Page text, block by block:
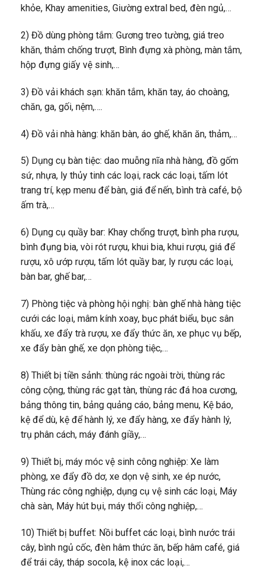
khỏe, Khay amenities, Giường extral bed, đèn ngủ,…
2) Đồ dùng phòng tắm: Gương treo tường, giá treo
khăn, thảm chống trượt, Bình đựng xà phòng, màn tắm,
hộp đựng giấy vệ sinh,…
3) Đồ vải khách sạn: khăn tắm, khăn tay, áo choàng,
chăn, ga, gối, nệm,….
4) Đồ vải nhà hàng: khăn bàn, áo ghế, khăn ăn, thảm,…
5) Dụng cụ bàn tiệc: dao muỗng nĩa nhà hàng, đồ gốm
sứ, nhựa, ly thủy tinh các loại, rack các loại, tấm lót
trang trí, kẹp menu để bàn, giá để nến, bình trà café, bộ
ấm trà,…
6) Dụng cụ quầy bar: Khay chổng trượt, bình pha rượu,
bình đụng bia, vòi rót rượu, khui bia, khui rượu, giá để
rượu, xô ướp rượu, tấm lót quầy bar, ly rượu các loại,
bàn bar, ghế bar,…
7) Phòng tiệc và phòng hội nghị: bàn ghế nhà hàng tiệc
cưới các loại, mâm kính xoay, bục phát biểu, bục sân
khấu, xe đẩy trà rượu, xe đẩy thức ăn, xe phục vụ bếp,
xe đẩy bàn ghế, xe dọn phòng tiệc,…
8) Thiết bị tiền sảnh: thùng rác ngoài trời, thùng rác
công cộng, thùng rác gạt tàn, thùng rác đá hoa cương,
bảng thông tin, bảng quảng cáo, bảng menu, Kệ báo,
kệ để dù, kệ để hành lý, xe đẩy hàng, xe đẩy hành lý,
trụ phân cách, máy đánh giầy,…
9) Thiết bị, máy móc vệ sinh công nghiệp: Xe làm
phòng, xe đẩy đồ dơ, xe dọn vệ sinh, xe ép nước,
Thùng rác công nghiệp, dụng cụ vệ sinh các loại, Máy
chà sàn, Máy hút bụi, máy thổi công nghiệp,…
10) Thiết bị buffet: Nồi buffet các loại, bình nước trái
cây, bình ngủ cốc, đèn hâm thức ăn, bếp hâm café, giá
để trái cây, tháp socola, kệ inox các loại,…